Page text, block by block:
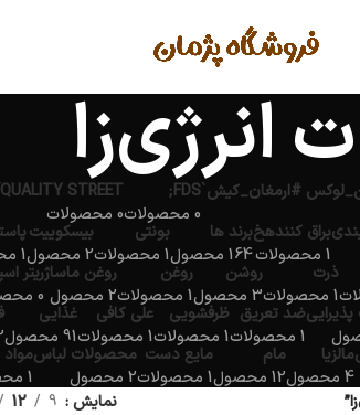
انرژی‌زا
FDS;
0 محصولات
QUALITY STREET
0 محصولات
براق کنندهخ
1 محصولات
برند ها
164 محصول
بونتی
1 محصولات
بیسکوییت
2 محصول
1 محصولات
ذرت
1 محصولات
روشن
3 محصول
روغن
1 محصولات
روغن ماساژ
2 محصول
ریتر
0 محصولات
ضد تعریق
1 محصولات
ظرفشویی
1 محصولات
علی کافی
1 محصولات
غذایی
91 محصول
2
مالزیا
4 محصول
مام
12 محصول
مایع دست
1 محصولات
محصولات لباس
2 محصول
1 محصولات
نمایش 9
12